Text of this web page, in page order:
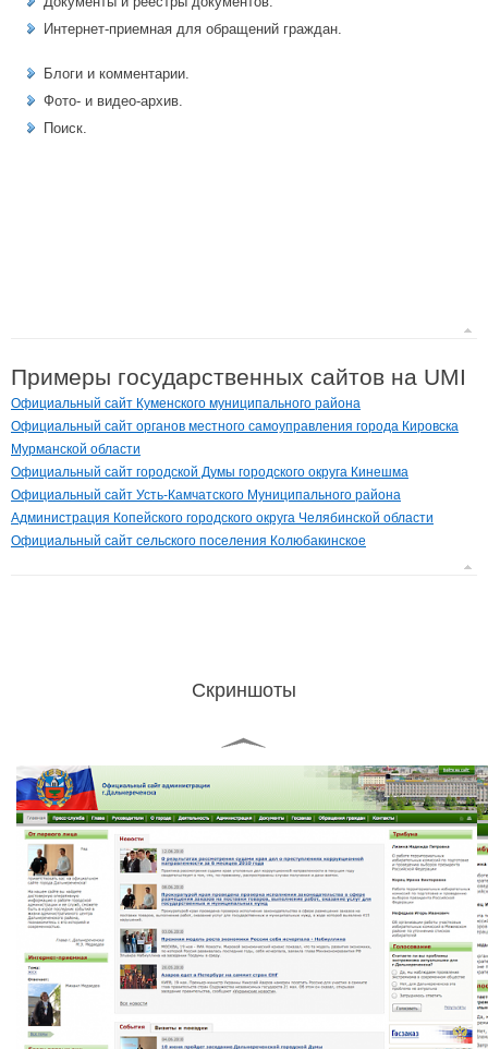
Интернет-приемная для обращений граждан.
Блоги и комментарии.
Фото- и видео-архив.
Поиск.
Примеры государственных сайтов на UMI
Официальный сайт Куменского муниципального района
Официальный сайт органов местного самоуправления города Кировска
Мурманской области
Официальный сайт городской Думы городского округа Кинешма
Официальный сайт Усть-Камчатского Муниципального района
Администрация Копейского городского округа Челябинской области
Официальный сайт сельского поселения Колюбакинское
Скриншоты